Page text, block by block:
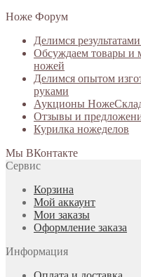
Ноже Форум
Делимся
Обсуждаем товары и
ножей
Делимся опытом
руками
Аукционы
Отзывы и
Курилка ножеделов
Мы ВКонтакте
Сервис
Корзина
Мой аккаунт
Мои заказы
Оформление заказа
Информация